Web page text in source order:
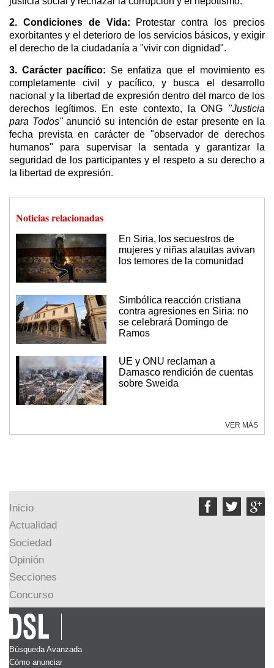
2. Condiciones de Vida: Protestar contra los precios
exorbitantes y el deterioro de los servicios básicos, y exigir
el derecho de la ciudadanía a "vivir con dignidad".
3. Carácter pacífico: Se enfatiza que el movimiento es
completamente civil y pacífico, y busca el desarrollo
nacional y la libertad de expresión dentro del marco de los
derechos legítimos. En este contexto, la ONG "Justicia
para Todos"anunció su intención de estar presente en la
fecha prevista en carácter de "observador de derechos
humanos" para supervisar la sentada y garantizar la
seguridad de los participantes y el respeto a su derecho a
la libertad de expresión.
Noticias relacionadas
En Siria, los secuestros de
mujeres y niñas alauitas avivan
los temores de la comunidad
Simbólica reacción cristiana
contra agresiones en Siria: no
se celebrará Domingo de
Ramos
UE y ONU reclaman a
Damasco rendición de cuentas
sobre Sweida
VER MÁS
  
Inicio
Actualidad
Sociedad
Opinión
Secciones
Concurso
Búsqueda Avanzada
Cómo anunciar